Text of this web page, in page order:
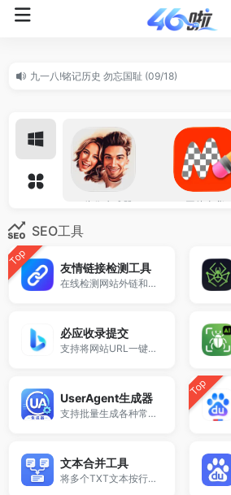
遵纪守法：一起举报违法网址 (02/14)
AI头像生成器
AI标题生成器
简历生成器
SEO工具
Top 友情链接检测工具
在线检测网站外链和反链情况，自动识别友情链接是否存在。
必应收录提交
支持将网站URL一键提交至必应Bing搜索引擎收录接口。
UserAgent生成器
支持批量生成各种常见系统与浏览器类型的User-Agent字符串。
Top
文本合并工具
将多个TXT文本按行合并成一个文件。